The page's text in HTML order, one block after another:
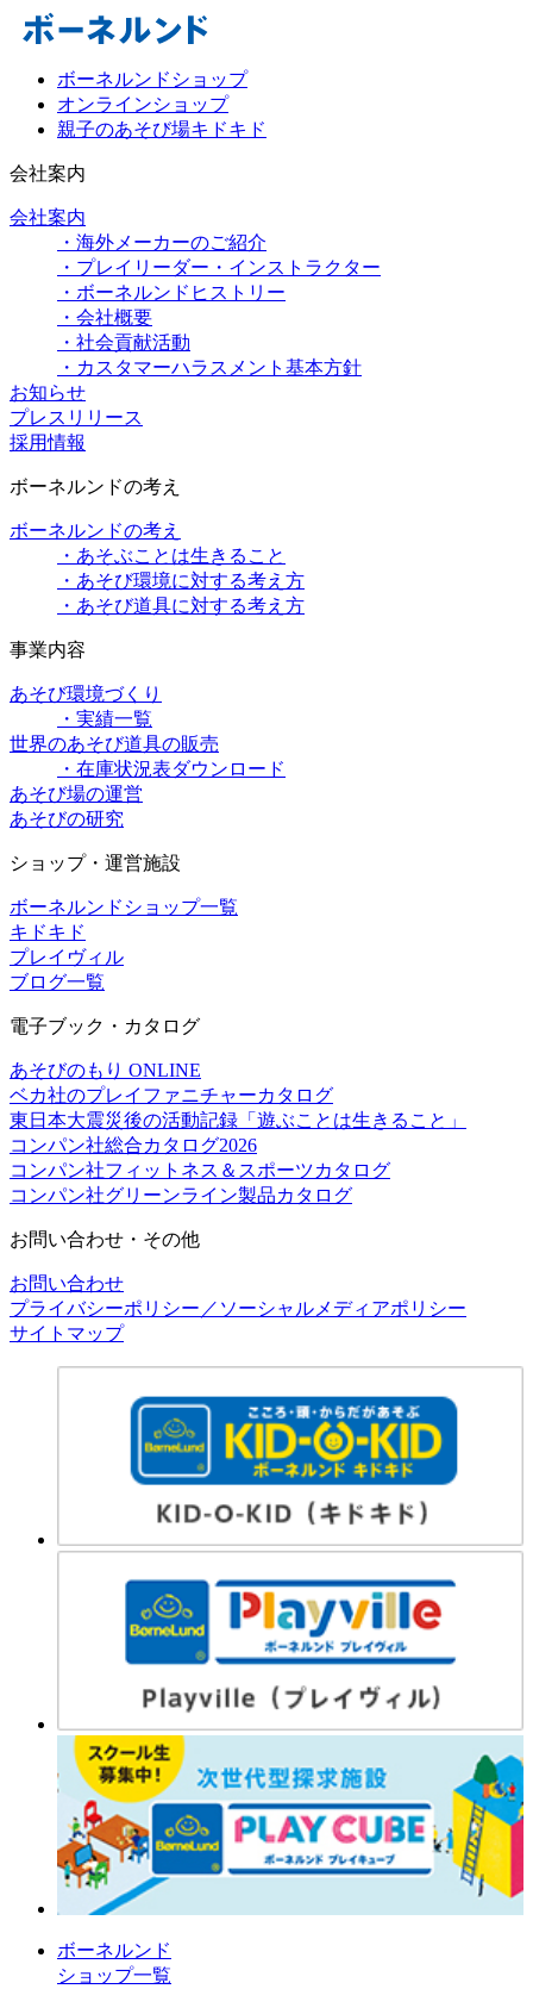
ボーネルンドショップ
オンラインショップ
親子のあそび場キドキド
会社案内
会社案内
・海外メーカーのご紹介
・プレイリーダー・インストラクター
・ボーネルンドヒストリー
・会社概要
・社会貢献活動
・カスタマーハラスメント基本方針
お知らせ
プレスリリース
採用情報
ボーネルンドの考え
ボーネルンドの考え
・あそぶことは生きること
・あそび環境に対する考え方
・あそび道具に対する考え方
事業内容
あそび環境づくり
・実績一覧
世界のあそび道具の販売
・在庫状況表ダウンロード
あそび場の運営
あそびの研究
ショップ・運営施設
ボーネルンドショップ一覧
キドキド
プレイヴィル
ブログ一覧
電子ブック・カタログ
あそびのもり ONLINE
ベカ社のプレイファニチャーカタログ
東日本大震災後の活動記録「遊ぶことは生きること」
コンパン社総合カタログ2026
コンパン社フィットネス＆スポーツカタログ
コンパン社グリーンライン製品カタログ
お問い合わせ・その他
お問い合わせ
プライバシーポリシー／ソーシャルメディアポリシー
サイトマップ
ボーネルンド
ショップ一覧